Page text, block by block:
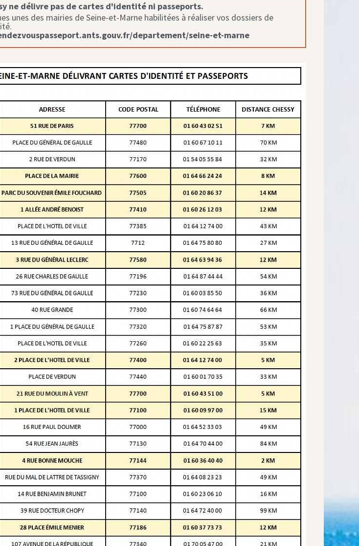
ne délivre pas de cartes d'identité ni passeports.
unes des mairies de Seine-et-Marne habilitées à réaliser vos dossiers de
departement/seine-et-marne